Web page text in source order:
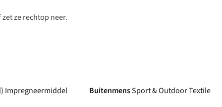
ze rechtop neer.
Impregneermiddel BuitenmensSport & Outdoor Textile